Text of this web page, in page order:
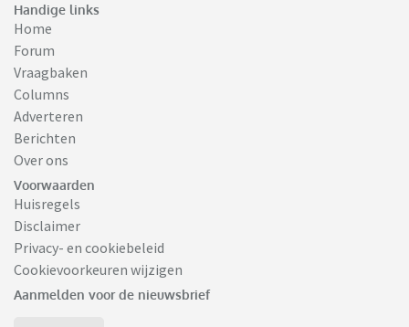
Handige links
Home
Forum
Vraagbaken
Columns
Adverteren
Berichten
Over ons
Voorwaarden
Huisregels
Disclaimer
Privacy- en cookiebeleid
Cookievoorkeuren wijzigen
Aanmelden voor de nieuwsbrief